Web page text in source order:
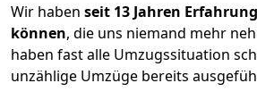
Wir haben seit 13 Jahren
können, die uns niemand mehr
haben fast alle Umzugssituation
unzählige Umzüge bereits